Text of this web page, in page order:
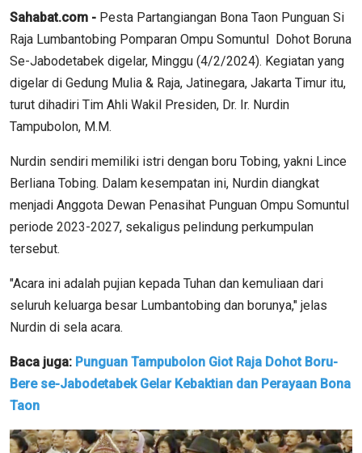
Sahabat.com - Pesta Partangiangan Bona Taon Punguan Si
Raja Lumbantobing Pomparan Ompu Somuntul Dohot Boruna
Se-Jabodetabek digelar, Minggu (4/2/2024). Kegiatan yang
digelar di Gedung Mulia & Raja, Jatinegara, Jakarta Timur itu,
turut dihadiri Tim Ahli Wakil Presiden, Dr. Ir. Nurdin
Tampubolon, M.M.
Nurdin sendiri memiliki istri dengan boru Tobing, yakni Lince
Berliana Tobing. Dalam kesempatan ini, Nurdin diangkat
menjadi Anggota Dewan Penasihat Punguan Ompu Somuntul
periode 2023-2027, sekaligus pelindung perkumpulan
tersebut.
"Acara ini adalah pujian kepada Tuhan dan kemuliaan dari
seluruh keluarga besar Lumbantobing dan borunya," jelas
Nurdin di sela acara.
Baca juga: Punguan Tampubolon Giot Raja Dohot Boru-
Bere se-Jabodetabek Gelar Kebaktian dan Perayaan Bona
Taon